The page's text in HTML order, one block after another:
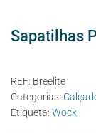
Sapatilhas
REF: Breelite
Categorias:
Etiqueta: Wock